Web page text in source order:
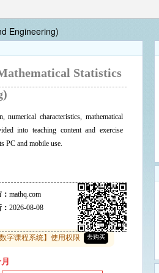
Engineering)
Statistics
numerical characteristics, mathematical
into teaching content and exercise
PC and mobile use.
mathq.com
2026-08-08
字课程系统】使用权限 去购买